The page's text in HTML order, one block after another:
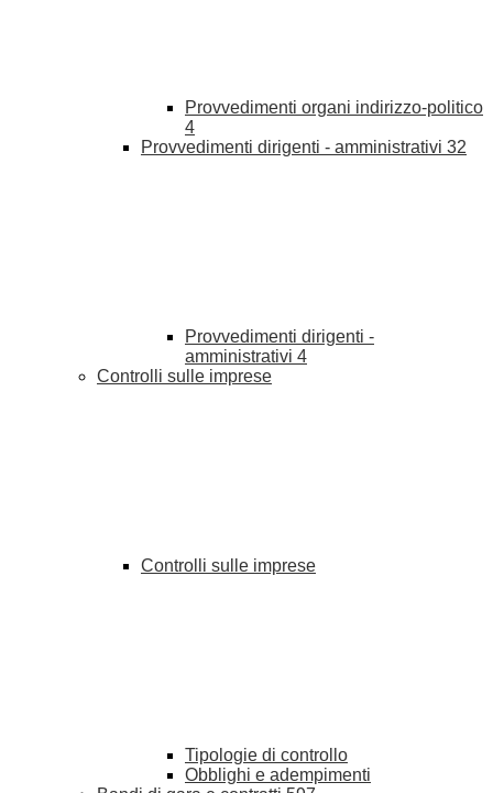
Provvedimenti organi indirizzo-politico
4
Provvedimenti dirigenti - amministrativi 32
Provvedimenti dirigenti -
amministrativi 4
Controlli sulle imprese
Controlli sulle imprese
Tipologie di controllo
Obblighi e adempimenti